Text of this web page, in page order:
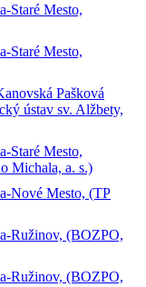
Staré Mesto,
Staré Mesto,
Pašková
ústav sv. Alžbety,
Staré Mesto,
Michala, a. s.)
Nové Mesto, (TP
Ružinov, (BOZPO,
Ružinov, (BOZPO,